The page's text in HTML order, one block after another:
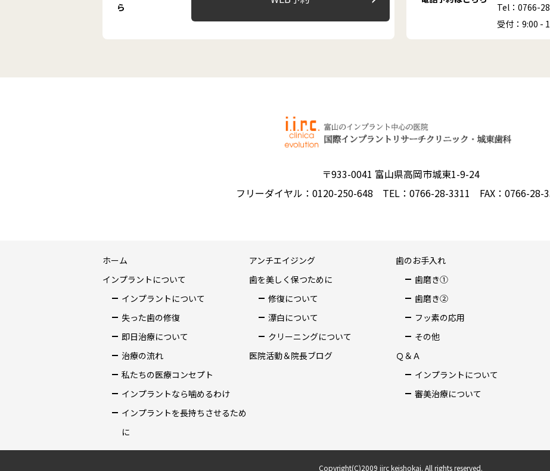
ら
Tel：0766-
受付：9:00 -
〒933-0041 富山県高岡市城東1-9-24
フリーダイヤル：0120-250-648
TEL：0766-28-3311 FAX：0766-28-
ホーム
インプラントについて
インプラントについて
失った歯の修復
即日治療について
治療の流れ
私たちの医療コンセプト
インプラントなら噛めるわけ
インプラントを長持ちさせるため
に
アンチエイジング
歯を美しく保つために
修復について
漂白について
クリーニングについて
医院活動＆院長ブログ
歯のお手入れ
歯磨き①
歯磨き②
フッ素の応用
その他
Ｑ＆Ａ
インプラントについて
審美治療について
Copyright(C)2009 iirc keishokai. All rights reserved.